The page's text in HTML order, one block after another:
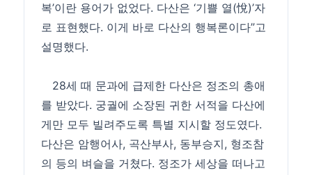
복’이란 용어가 없었다. 다산은 ‘기쁠 열(悅)’자
로 표현했다. 이게 바로 다산의 행복론이다”고
설명했다.
28세 때 문과에 급제한 다산은 정조의 총애
를 받았다. 궁궐에 소장된 귀한 서적을 다산에
게만 모두 빌려주도록 특별 지시할 정도였다.
다산은 암행어사, 곡산부사, 동부승지, 형조참
의 등의 벼슬을 거쳤다. 정조가 세상을 떠나고